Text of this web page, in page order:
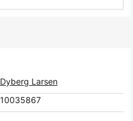
Dyberg Larsen
10035867